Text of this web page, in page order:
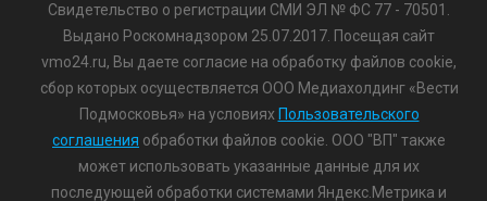
Свидетельство о регистрации СМИ ЭЛ № ФС 77 - 70501.
Выдано Роскомнадзором 25.07.2017. Посещая сайт
vmo24.ru, Вы даете согласие на обработку файлов cookie,
сбор которых осуществляется ООО Медиахолдинг «Вести
Подмосковья» на условиях Пользовательского
соглашения обработки файлов cookie. ООО "ВП" также
может использовать указанные данные для их
последующей обработки системами Яндекс.Метрика и